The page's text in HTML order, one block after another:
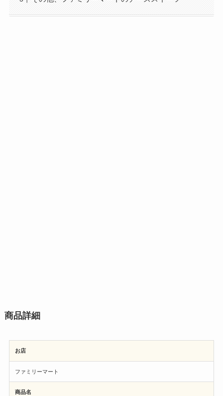
商品詳細
お店
ファミリーマート
商品名